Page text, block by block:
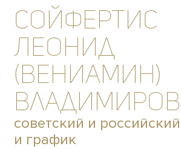
Сойфертис
Леонид
(Вениамин)
советский и
и график